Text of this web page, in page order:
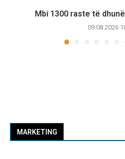
Mbi 1300 raste të
09.08.2026
MARKETING